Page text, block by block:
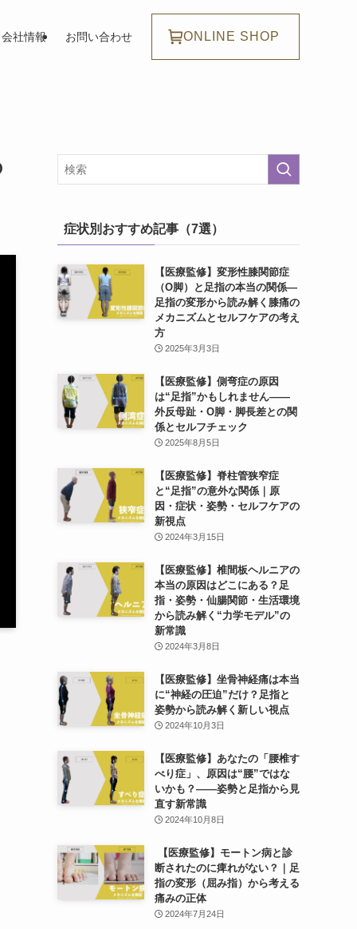
会社情報 お問い合わせ ONLINE SHOP
症状別おすすめ記事（7選）
【医療監修】変形性膝関節症
（O脚）と足指の本当の関係―
足指の変形から読み解く膝痛の
メカニズムとセルフケアの考え
方
2025年3月3日
【医療監修】側弯症の原因
は“足指”かもしれません——
外反母趾・O脚・脚長差との関
係とセルフチェック
2025年8月5日
【医療監修】脊柱管狭窄症
と“足指”の意外な関係｜原
因・症状・姿勢・セルフケアの
新視点
2024年3月15日
【医療監修】椎間板ヘルニアの
本当の原因はどこにある？足
指・姿勢・仙腸関節・生活環境
から読み解く“力学モデル”の
新常識
2024年3月8日
【医療監修】坐骨神経痛は本当
に“神経の圧迫”だけ？足指と
姿勢から読み解く新しい視点
2024年10月3日
【医療監修】あなたの「腰椎す
べり症」、原因は“腰”ではな
いかも？——姿勢と足指から見
直す新常識
2024年10月8日
【医療監修】モートン病と診
断されたのに痺れがない？｜足
指の変形（屈み指）から考える
痛みの正体
2024年7月24日